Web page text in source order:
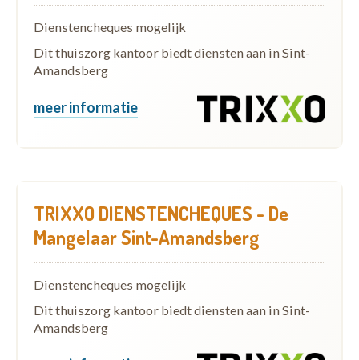
Dienstencheques mogelijk
Dit thuiszorg kantoor biedt diensten aan in Sint-
Amandsberg
meer informatie
TRIXXO DIENSTENCHEQUES - De
Mangelaar Sint-Amandsberg
Dienstencheques mogelijk
Dit thuiszorg kantoor biedt diensten aan in Sint-
Amandsberg